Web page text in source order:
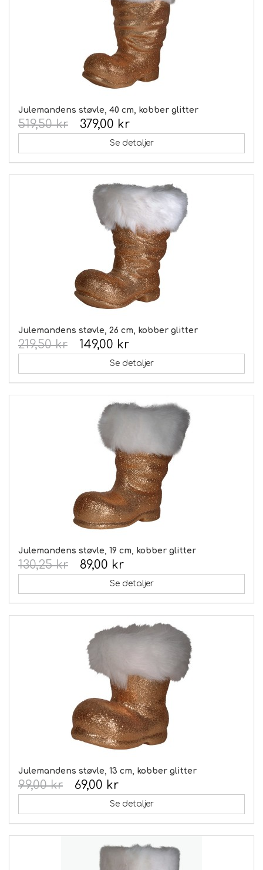
Julemandens støvle, 40 cm, kobber glitter
379,00 kr
519,50 kr
Se detaljer
Julemandens støvle, 26 cm, kobber glitter
149,00 kr
219,50 kr
Se detaljer
Julemandens støvle, 19 cm, kobber glitter
89,00 kr
130,25 kr
Se detaljer
Julemandens støvle, 13 cm, kobber glitter
69,00 kr
99,00 kr
Se detaljer